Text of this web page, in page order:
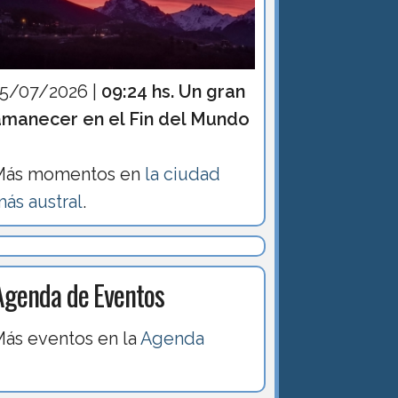
07/2026 | 09:24 hs. Un gran
en el Fin del Mundo
momentos en la ciudad
austral.
de Eventos
eventos en laAgenda